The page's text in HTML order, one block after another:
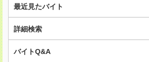
最近見たバイト
詳細検索
バイトQ&A